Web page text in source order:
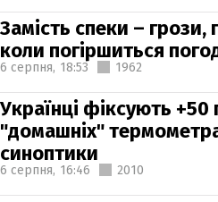
Замість спеки – грози,
коли погіршиться
6 серпня, 18:53 1962
Українці фіксують +50
"домашніх"
синоптики
6 серпня, 16:46 2010